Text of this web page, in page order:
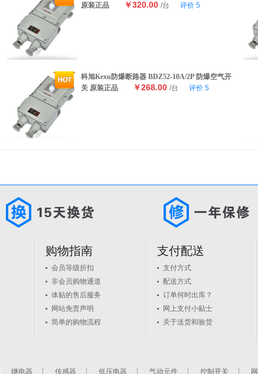
原装正品
￥320.00 /台 评价 5
科旭Kexu防爆断路器 BDZ52-10A/2P 防爆空气开
关 原装正品
￥268.00 /台 评价 5
购物指南
会员等级折扣
非会员购物通道
体贴的售后服务
网站免责声明
简单的购物流程
支付配送
支付方式
配送方式
订单何时出库？
网上支付小贴士
关于送货和验货
继电器 传感器 低压电器 气动元件 控制开关